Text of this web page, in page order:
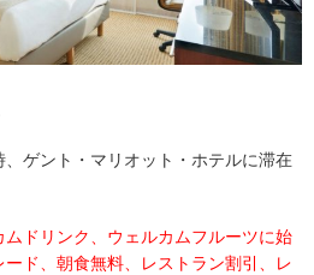
ゲント・マリオット・ホテルに滞在
ドリンク、ウェルカムフルーツに始
ド、朝食無料、レストラン割引、レ